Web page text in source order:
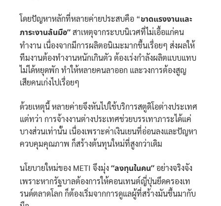
โดยปัญหาหลักที่หลายค่ายประสบคือ “ขาดแรงงานและ
ภาระงานล้นมือ”สาเหตุจากระบบนิเวศที่ไม่เอื้อแก่คน
ทำงาน เนื่องจากมีการผลิตอนิเมะมากขึ้นเรื่อยๆ ส่งผลให้
ทีมงานต้องทำงานหนักเกินตัว ต้องเร่งกำลังผลิตแบบแทบ
ไม่ได้หยุดพัก ทำให้หลายคนลาออก และวงการต้องสูญ
เสียคนเก่งไปเรื่อยๆ
ด้วยเหตุนี้ หลายค่ายจึงหันไปใช้บริการสตูดิโอต่างประเทศ
แต่ทว่า การจ้างงานต่างประเทศช่วยบรรเทาภาระได้แค่
บางส่วนเท่านั้น เนื่องเพราะค่าเงินเยนที่อ่อนลงและปัญหา
ควบคุมคุณภาพ ก็สร้างต้นทุนใหม่ที่สูงกว่าเดิม
นโยบายใหม่ของ METI จึงมุ่ง “ลงทุนในคน”อย่างจริงจัง
เพราะหากรัฐบาลต้องการให้คอนเทนต์ญี่ปุ่นยึดครองเท
รนด์ตลาดโลก ก็ต้องเริ่มจากการดูแลผู้ที่สร้างมันขึ้นมากับ